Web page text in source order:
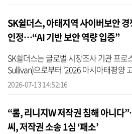
SK쉴더스, 아태지역 사이버보안 경
인정…“AI 기반 보안 역량 입증”
SK쉴더스는 글로벌 시장조사 기관 프로
Sullivan)으로부터 ‘2026 아시아태평양
Customer Value Leadership)’에 선정됐
2026-07-13 14:52:16
“롬, 리니지W 저작권 침해 아니다
씨, 저작권 소송 1심 ‘패소’